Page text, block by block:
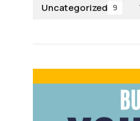
Uncategorized 9